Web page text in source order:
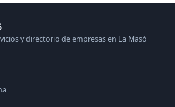
y directorio de empresas en La Masó